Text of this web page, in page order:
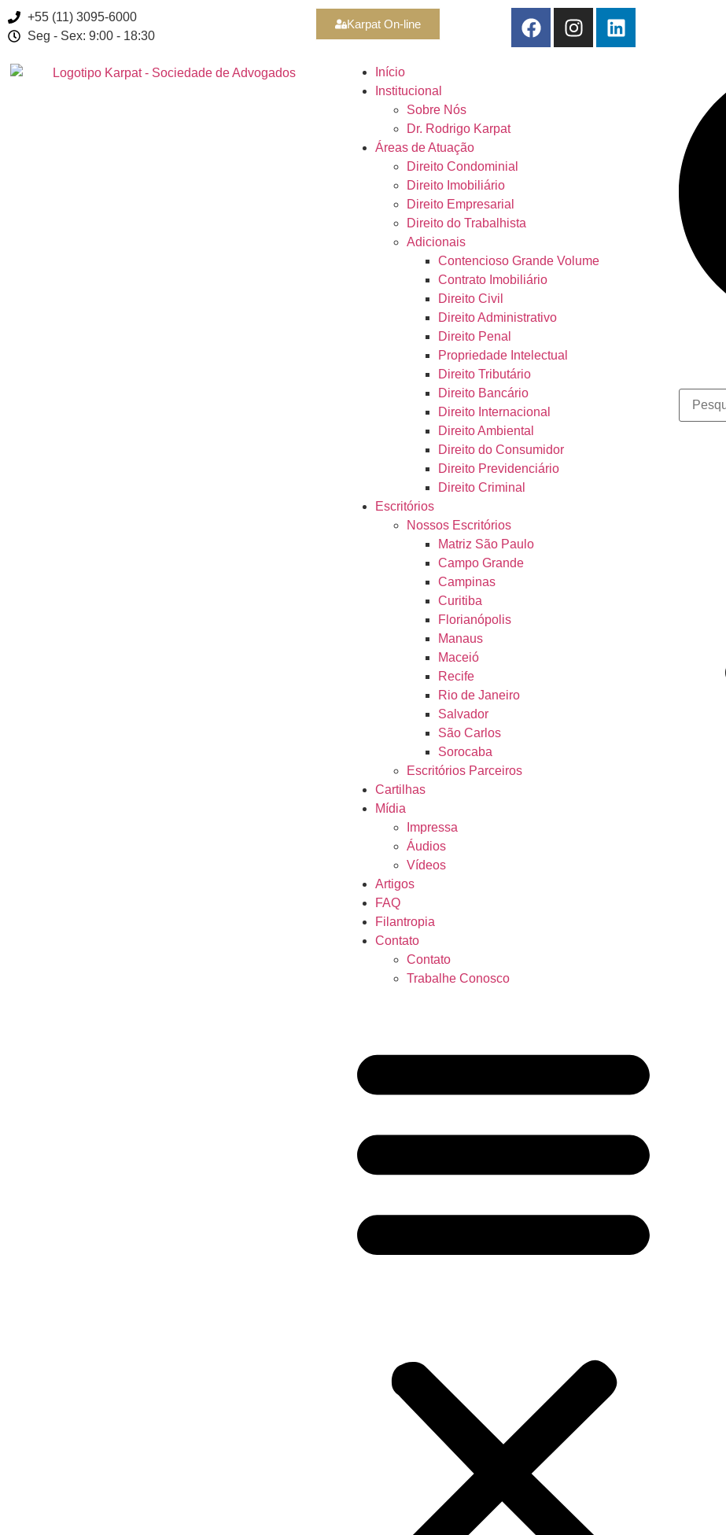
+55 (11) 3095-6000
Seg - Sex: 9:00 - 18:30
Karpat On-line
Início
Institucional
Sobre Nós
Dr. Rodrigo Karpat
Áreas de Atuação
Direito Condominial
Direito Imobiliário
Direito Empresarial
Direito do Trabalhista
Adicionais
Contencioso Grande Volume
Contrato Imobiliário
Direito Civil
Direito Administrativo
Direito Penal
Propriedade Intelectual
Direito Tributário
Direito Bancário
Direito Internacional
Direito Ambiental
Direito do Consumidor
Direito Previdenciário
Direito Criminal
Escritórios
Nossos Escritórios
Matriz São Paulo
Campo Grande
Campinas
Curitiba
Florianópolis
Manaus
Maceió
Recife
Rio de Janeiro
Salvador
São Carlos
Sorocaba
Escritórios Parceiros
Cartilhas
Mídia
Impressa
Áudios
Vídeos
Artigos
FAQ
Filantropia
Contato
Contato
Trabalhe Conosco